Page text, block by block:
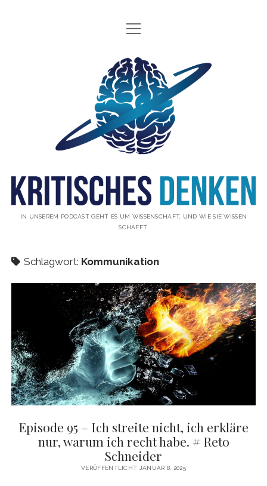
INFO
ÜBER UNS
WAS IST KRITISCHES DENKEN?
GÄSTE
THEMEN
UNTERSTÜTZUNG
KONTAKT
DAS BUCH ZUM PODCAST
facebook
linkedinyoutube
emailmastodon
patreonspotify
Menü
öffnen
Kritisches
Podcast
IN UNSEREM PODCAST GEHT ES UM WISSENSCHAFT, UND WIE SIE WISSEN
SCHAFFT.
Schlagwort: Kommunikation
Episode 95 – Ich streite nicht, ich erkläre
nur, warum ich recht habe. # Reto
Schneider
VERÖFFENTLICHT JANUAR 8, 2025